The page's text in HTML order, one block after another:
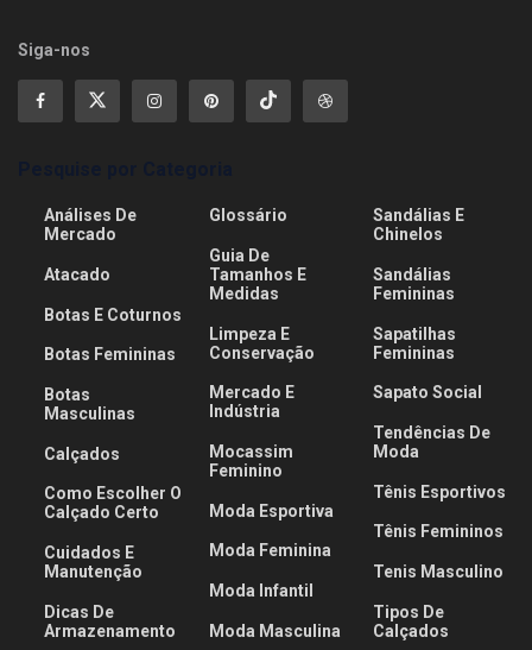
Siga-nos
Análises De
Mercado
Atacado
Botas E Coturnos
Botas Femininas
Botas
Masculinas
Calçados
Como Escolher O
Calçado Certo
Cuidados E
Manutenção
Dicas De
Armazenamento
Glossário
Guia De
Tamanhos E
Medidas
Limpeza E
Conservação
Mercado E
Indústria
Mocassim
Feminino
Moda Esportiva
Moda Feminina
Moda Infantil
Moda Masculina
Sandálias E
Chinelos
Sandálias
Femininas
Sapatilhas
Femininas
Sapato Social
Tendências De
Moda
Tênis Esportivos
Tênis Femininos
Tenis Masculino
Tipos De
Calçados